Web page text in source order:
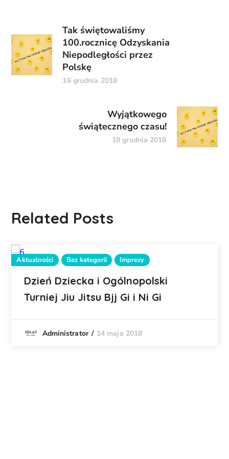
Tak świętowaliśmy
100.rocznicę Odzyskania
Niepodległości przez
Polskę
16 grudnia 2018
Wyjątkowego
świątecznego czasu!
18 grudnia 2018
Related Posts
Aktualności Bez kategorii Imprezy
Dzień Dziecka i Ogólnopolski
Turniej Jiu Jitsu Bjj Gi i Ni Gi
Administrator 14 maja 2018